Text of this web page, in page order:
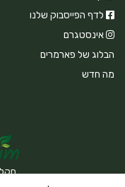
לדף הפייסבוק שלנו
אינסטגרם
הבלוג של פארמרים
מה חדש